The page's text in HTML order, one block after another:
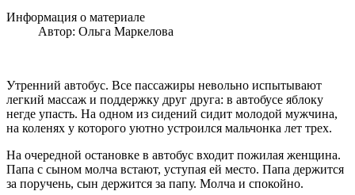
Информация о материале
Автор: Ольга Маркелова
Утренний автобус. Все пассажиры невольно испытывают
легкий массаж и поддержку друг друга: в автобусе яблоку
негде упасть. На одном из сидений сидит молодой мужчина,
на коленях у которого уютно устроился мальчонка лет трех.
На очередной остановке в автобус входит пожилая женщина.
Папа с сыном молча встают, уступая ей место. Папа держится
за поручень, сын держится за папу. Молча и спокойно.